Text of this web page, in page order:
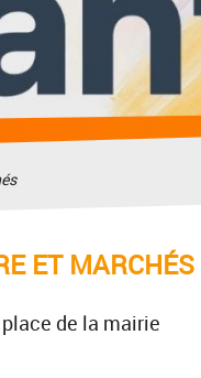
ET MARCHÉS
de la mairie